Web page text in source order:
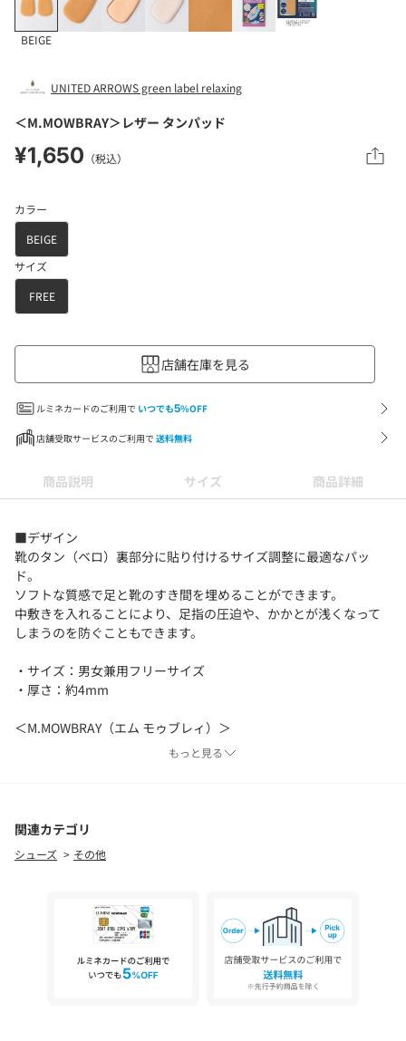
BEIGE
UNITED ARROWS green label relaxing
＜M.MOWBRAY＞レザー タンパッド
¥1,650 （税込）
カラー
BEIGE
サイズ
FREE
店舗在庫を見る
ルミネカードのご利用で いつでも5%OFF
店舗受取サービスのご利用で 送料無料
商品説明 サイズ 商品詳細
■デザイン
靴のタン（ベロ）裏部分に貼り付けるサイズ調整に最適なパッ
ド。
ソフトな質感で足と靴のすき間を埋めることができます。
中敷きを入れることにより、足指の圧迫や、かかとが浅くなって
しまうのを防ぐこともできます。
・サイズ：男女兼用フリーサイズ
・厚さ：約4mm
＜M.MOWBRAY（エム モゥブレィ）＞
M.モウブレイブランドのシューケアプロダクツは、シューファク
【注意事項】
※商品を使用前に、タグ等に記載されている「取り扱い上の注意
書き」、「洗濯表示」を必ずご確認ください。
※商品の色味の目安は、商品単体の画像をご参照ください。
<価格改定のお知らせ>
本商品は価格改定を実施させていただきました。
もっと見る
関連カテゴリ
シューズ その他